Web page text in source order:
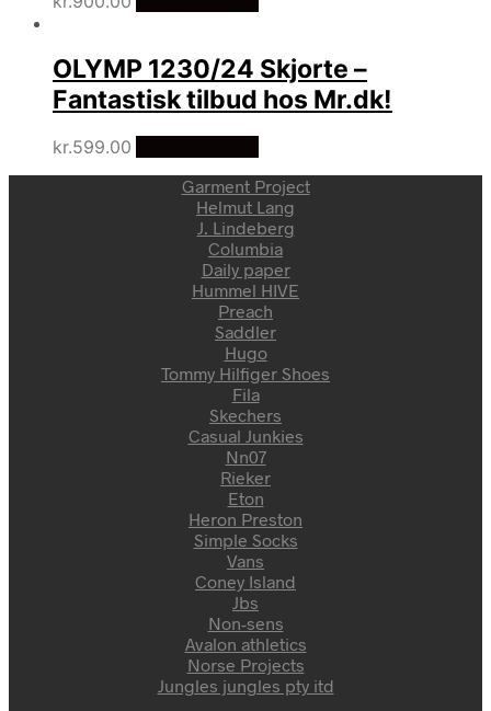
OLYMP 1230/24 Skjorte –
Fantastisk tilbud hos Mr.dk!
kr.599.00
Garment Project
Helmut Lang
J. Lindeberg
Columbia
Daily paper
Hummel HIVE
Preach
Saddler
Hugo
Tommy Hilfiger Shoes
Fila
Skechers
Casual Junkies
Nn07
Rieker
Eton
Heron Preston
Simple Socks
Vans
Coney Island
Jbs
Non-sens
Avalon athletics
Norse Projects
Jungles jungles pty itd